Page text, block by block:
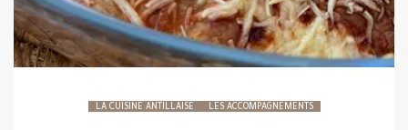
LA CUISINE ANTILLAISE LES ACCOMPAGNEMENTS